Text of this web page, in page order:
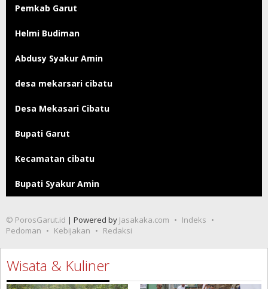
Pemkab Garut
Helmi Budiman
Abdusy Syakur Amin
desa mekarsari cibatu
Desa Mekasari Cibatu
Bupati Garut
Kecamatan cibatu
Bupati Syakur Amin
© PorosGarut.id | Powered by Jasakaka.com
Indeks
Pedoman
Kebijakan Redaksi
Wisata & Kuliner